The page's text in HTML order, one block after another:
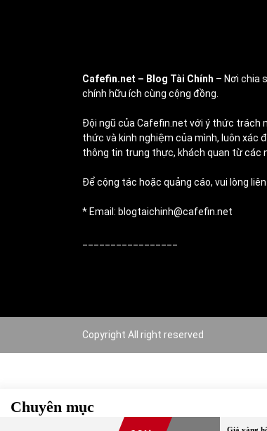
Cafefin.net – Blog Tài Chính – Nơi chia
chính hữu ích cùng cộng đồng.
Đội ngũ của Cafefin.net với ý thức trách
thức và kinh nghiệm của mình, luôn xác
thông tin trung thực, khách quan từ các
Để cộng tác hoặc quảng cáo, vui lòng
* Email: blogtaichinh@cafefin.net
Copyright All right reserved
Chuyên mục